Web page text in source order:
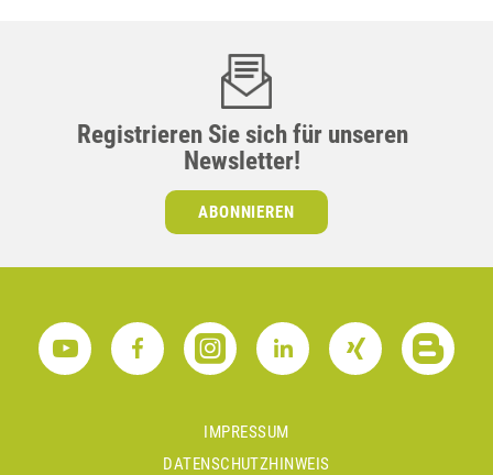
Registrieren Sie sich für unseren
Newsletter!
ABONNIEREN
IMPRESSUM
DATENSCHUTZHINWEIS